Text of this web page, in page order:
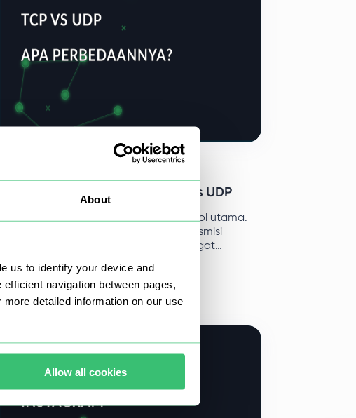
About
us to identify your device and
navigation between pages,
detailed information on our use
Allow all cookies
Menguraikan Perbedaan TCP vs UDP
Internet beroperasi pada dua protokol utama.
Keduanya sangat penting untuk transmisi
informasi. Protokol TCP dan UDP sangat
jaringan.